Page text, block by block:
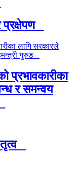
प्रक्षेपण
र समन्वय